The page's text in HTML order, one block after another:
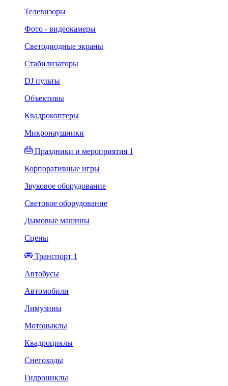
Телевизоры
Фото - видеокамеры
Светодиодные экраны
Стабилизаторы
DJ пульты
Объективы
Квадрокоптеры
Микронаушники
Праздники и мероприятия 1
Корпоративные игры
Звуковое оборудование
Световое оборудование
Дымовые машины
Сцены
Транспорт 1
Автобусы
Автомобили
Лимузины
Мотоцыклы
Квадроциклы
Снегоходы
Гидроциклы